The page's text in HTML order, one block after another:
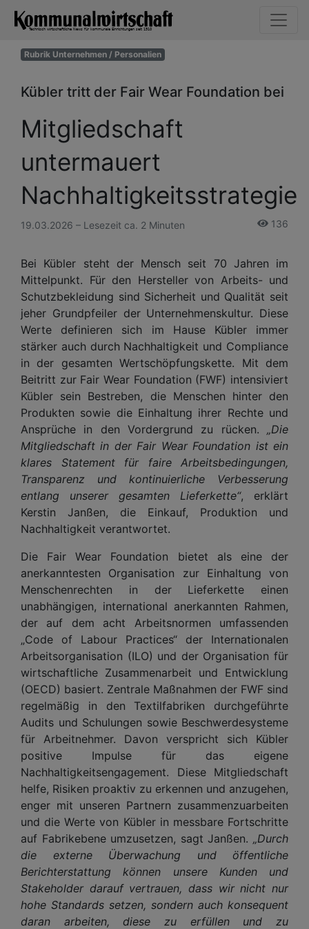
Rubrik Unternehmen / Personalien
Kübler tritt der Fair Wear Foundation bei
Mitgliedschaft
untermauert
Nachhaltigkeitsstrategie
19.03.2026 – Lesezeit ca. 2 Minuten 136
Bei Kübler steht der Mensch seit 70 Jahren im
Mittelpunkt. Für den Hersteller von Arbeits- und
Schutzbekleidung sind Sicherheit und Qualität seit
jeher Grundpfeiler der Unternehmenskultur. Diese
Werte definieren sich im Hause Kübler immer
stärker auch durch Nachhaltigkeit und Compliance
in der gesamten Wertschöpfungskette. Mit dem
Beitritt zur Fair Wear Foundation (FWF) intensiviert
Kübler sein Bestreben, die Menschen hinter den
Produkten sowie die Einhaltung ihrer Rechte und
Ansprüche in den Vordergrund zu rücken. „Die
Mitgliedschaft in der Fair Wear Foundation ist ein
klares Statement für faire Arbeitsbedingungen,
Transparenz und kontinuierliche Verbesserung
entlang unserer gesamten Lieferkette“, erklärt
Kerstin Janßen, die Einkauf, Produktion und
Nachhaltigkeit verantwortet.
Die Fair Wear Foundation bietet als eine der
anerkanntesten Organisation zur Einhaltung von
Menschenrechten in der Lieferkette einen
unabhängigen, international anerkannten Rahmen,
der auf dem acht Arbeitsnormen umfassenden
„Code of Labour Practices“ der Internationalen
Arbeitsorganisation (ILO) und der Organisation für
wirtschaftliche Zusammenarbeit und Entwicklung
(OECD) basiert. Zentrale Maßnahmen der FWF sind
regelmäßig in den Textilfabriken durchgeführte
Audits und Schulungen sowie Beschwerdesysteme
für Arbeitnehmer. Davon verspricht sich Kübler
positive Impulse für das eigene
Nachhaltigkeitsengagement. Diese Mitgliedschaft
helfe, Risiken proaktiv zu erkennen und anzugehen,
enger mit unseren Partnern zusammenzuarbeiten
und die Werte von Kübler in messbare Fortschritte
auf Fabrikebene umzusetzen, sagt Janßen. „Durch
die externe Überwachung und öffentliche
Berichterstattung können unsere Kunden und
Stakeholder darauf vertrauen, dass wir nicht nur
hohe Standards setzen, sondern auch konsequent
daran arbeiten, diese zu erfüllen und zu